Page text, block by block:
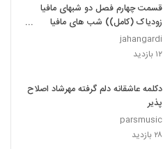
قسمت چهارم فصل دو شبهای مافیا
زودیاک (کامل)) شب های مافیا
زودیاک فصل دوم
jahangardi
۱۲ بازدید
دکلمه عاشقانه دلم گرفته مهرشاد اصلاح
پذیر
parsmusic
۲۸ بازدید